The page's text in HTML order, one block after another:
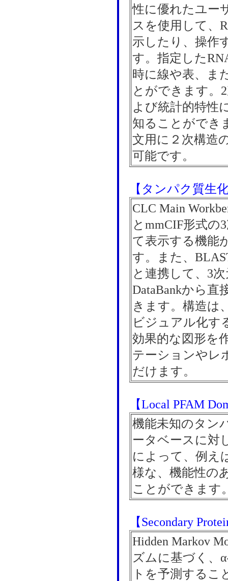
性に優れたユー
スを使用して、
示したり、操作
す。指定した
時に線や表、ま
とができます。
よび統計的特性
知ることができ
文用に２次構造
可能です。
【タンパク質生
CLC Main
とmmCIF形式の
て表示する機能
す。また、
と連携して、3
DataBankから直
きます。構造は
ビジュアル化す
効果的な図形を
テーションやレ
だけます。
【Local PFAM
機能未知のタン
ータベースに対
によって、例え
様な、機能性の
ことができます
【Secondary
Hidden Markov
ズムに基づく、
トを予測するこ